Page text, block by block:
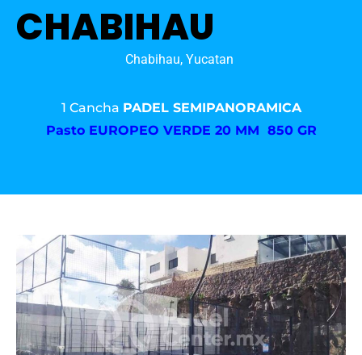
CHABIHAU
Chabihau, Yucatan
1 Cancha PADEL SEMIPANORAMICA
Pasto EUROPEO VERDE 20 MM 850 GR